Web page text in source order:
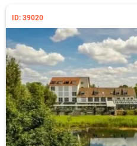
ID: 39020